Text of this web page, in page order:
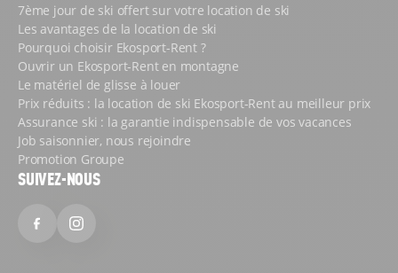
Autre avantage pratique : l’accès à notre magasin de
ski. Il se situe sur l’un des axes principaux des 2 Alpes,
avec unparking couvert à proximité
places destationnement en face de la boutique
vous souhaitez laisser la voiture de côté durant vos
vacances, vous pourrez aussi facilement venir chez
Ekosport-Rent Camp d’Base grâce aux
sillonnent la station
mètres du magasin).
MATÉRIEL DE LOCATION
7ème jour de ski offert sur votre location de ski
Les avantages de la location de ski
Pourquoi choisir Ekosport-Rent ?
Ouvrir un Ekosport-Rent en montagne
Le matériel de glisse à louer
Prix réduits : la location de ski Ekosport-Rent au meilleur prix
Assurance ski : la garantie indispensable de vos vacances
Job saisonnier, nous rejoindre
Promotion Groupe
SUIVEZ-NOUS
FacebookInstagram